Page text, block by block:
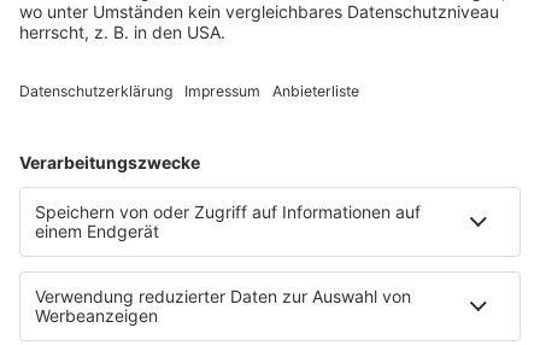
Uptempo Banger
Programm
Aktuelles
Zum Nachhören
Nachrichten
Wetter
Blitzer & Verkehr
Programmübersicht
Team